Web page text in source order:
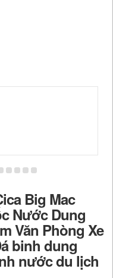
Big Mac
Nước Dung
Văn Phòng Xe
binh dung
nước du lịch